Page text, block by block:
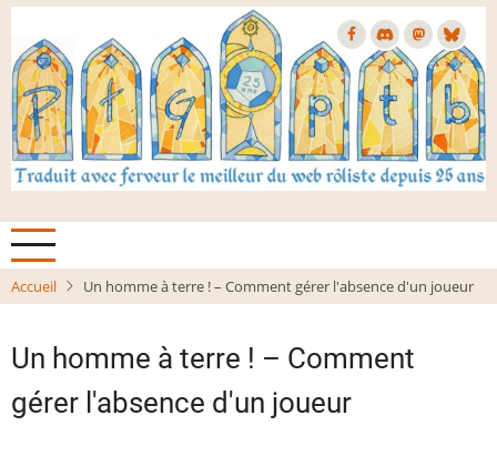
Aller
contenu
principal
Accueil Un homme à terre ! – Comment gérer l'absence d'un joueur
Un homme à terre ! – Comment
gérer l'absence d'un joueur